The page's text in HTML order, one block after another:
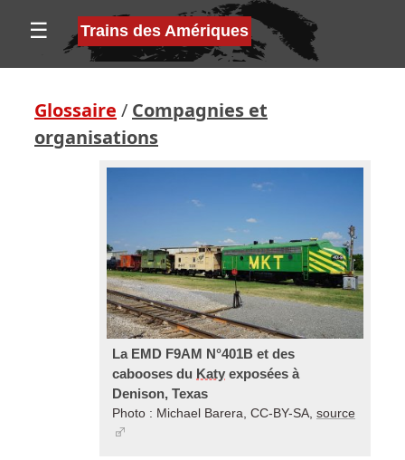
☰ Trains des Amériques
Glossaire / Compagnies et
organisations
La EMD F9AM N°401B et des
cabooses du Katy exposées à
Denison, Texas
Photo : Michael Barera, CC-BY-SA, source